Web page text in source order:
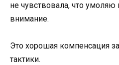
не чувствовала, что умоляю
внимание.
Это хорошая компенсация
тактики.